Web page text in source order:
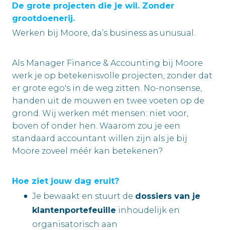
De grote projecten die je wil. Zonder
grootdoenerij.
Werken bij Moore, da’s business as unusual.
Als Manager Finance & Accounting bij Moore
werk je op betekenisvolle projecten, zonder dat
er grote ego's in de weg zitten. No-nonsense,
handen uit de mouwen en twee voeten op de
grond. Wij werken mét mensen: niet voor,
boven of onder hen. Waarom zou je een
standaard accountant willen zijn als je bij
Moore zoveel méér kan betekenen?
Hoe ziet jouw dag eruit?
Je bewaakt en stuurt de dossiers van je
klantenportefeuille inhoudelijk en
organisatorisch aan